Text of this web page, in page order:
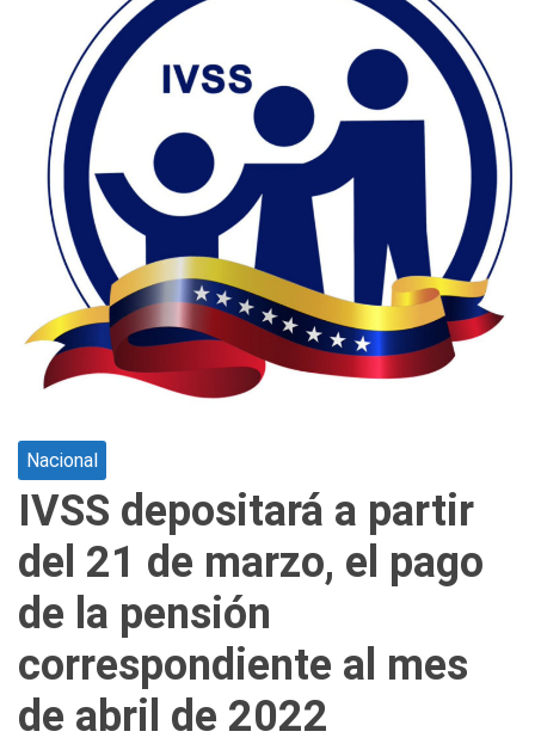
Nacional
IVSS depositará a partir
del 21 de marzo, el pago
de la pensión
correspondiente al mes
de abril de 2022